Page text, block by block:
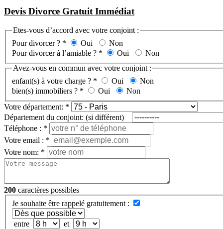
Devis Divorce Gratuit Immédiat
Etes-vous d’accord avec votre conjoint :
Pour divorcer ? * Oui
Non
Pour divorcer à l’amiable ? * Oui
Non
Avez-vous en commun avec votre conjoint :
enfant(s) à votre charge ? * Oui
Non
bien(s) immobiliers ? * Oui
Non
Votre département: *
Département du conjoint: (si différent)
Téléphone : *
Votre email : *
Votre nom: *
200 caractères possibles
Je souhaite être rappelé gratuitement :
entre et